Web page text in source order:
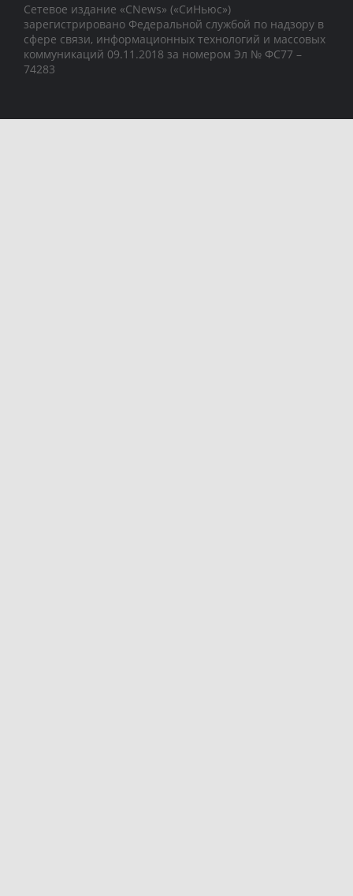
Сетевое издание «CNews» («СиНьюс»)
зарегистрировано Федеральной службой по надзору в
сфере связи, информационных технологий и массовых
коммуникаций 09.11.2018 за номером Эл № ФС77 –
74283